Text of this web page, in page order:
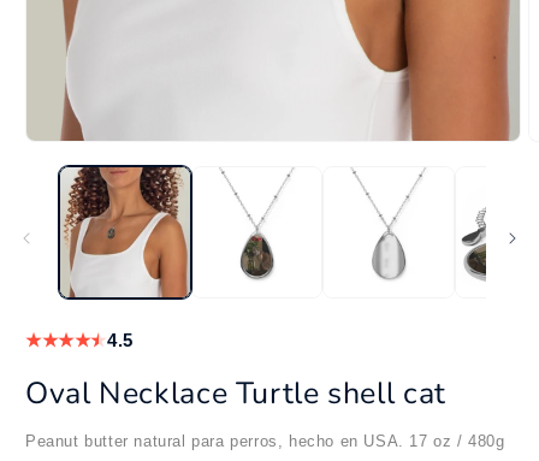
elemento
multimedia
una
ventana
★★★★★4.5
Oval Necklace Turtle shell cat
Peanut butter natural para perros, hecho en USA. 17 oz / 480g